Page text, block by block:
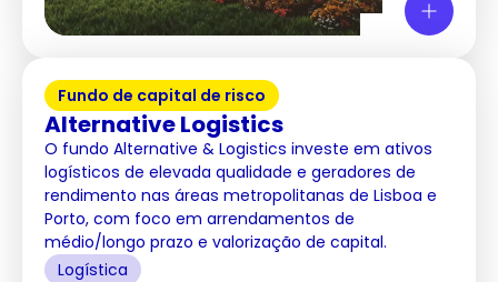
Fundo de capital de risco
Alternative Logistics
O fundo Alternative & Logistics investe em ativos
logísticos de elevada qualidade e geradores de
rendimento nas áreas metropolitanas de Lisboa e
Porto, com foco em arrendamentos de
médio/longo prazo e valorização de capital.
Logística